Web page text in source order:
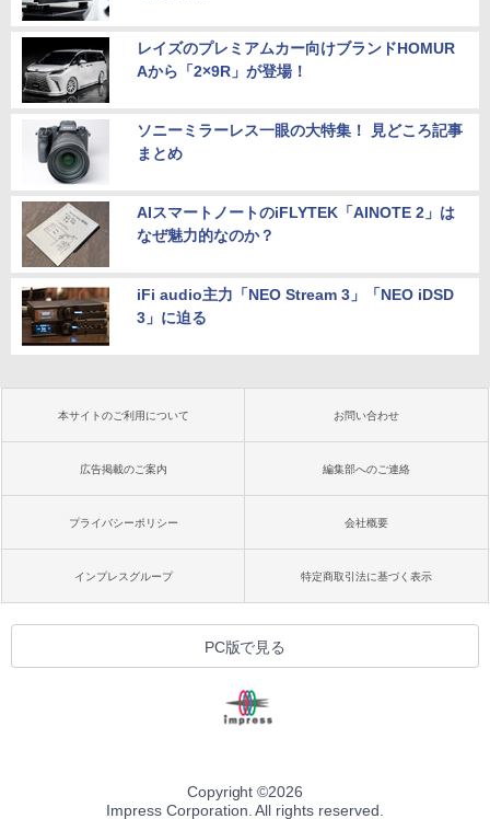
レイズのプレミアムカー向けブランドHOMUR
Aから「2×9R」が登場！
ソニーミラーレス一眼の大特集！ 見どころ記事
まとめ
AIスマートノートのiFLYTEK「AINOTE 2」は
なぜ魅力的なのか？
iFi audio主力「NEO Stream 3」「NEO iDSD
3」に迫る
本サイトのご利用について お問い合わせ
広告掲載のご案内 編集部へのご連絡
プライバシーポリシー 会社概要
インプレスグループ 特定商取引法に基づく表示
PC版で見る
Copyright ©2026
Impress Corporation. All rights reserved.